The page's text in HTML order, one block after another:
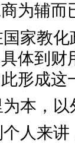
商为
家教
体到财
此形成
为
人来